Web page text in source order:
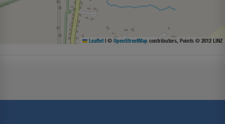
Leaflet | © OpenStreetMap contributors, Points © 2012 LINZ